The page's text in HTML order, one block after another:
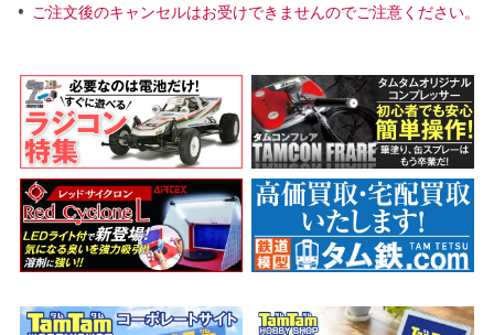
ご注文後のキャンセルはお受けできませんのでご注意ください。